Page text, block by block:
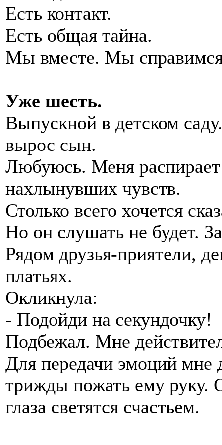
Есть контакт.
Есть общая тайна.
Мы вместе. Мы
Уже шесть.
Выпускной в детском
вырос сын.
Любуюсь. Меня распирает
нахлынувших чувств.
Столько всего хочется
Но он слушать не будет.
Рядом друзья-приятели,
платьях.
Окликнула:
- Подойди на секундочку!
Подбежал. Мне
Для передачи эмоций мне
трижды пожать ему руку.
глаза светятся счастьем.